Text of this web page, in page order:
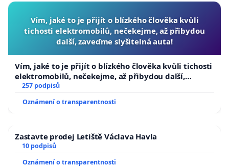
Vím, jaké to je přijít o blízkého člověka kvůli
tichosti elektromobilů, nečekejme, až přibydou
další, zaveďme slyšitelná auta!
Vím, jaké to je přijít o blízkého člověka kvůli tichosti
elektromobilů, nečekejme, až přibydou další,
zaveďme slyšitelná auta!
257 podpisů
Oznámení o transparentnosti
Zastavte prodej Letiště Václava Havla
10 podpisů
Oznámení o transparentnosti